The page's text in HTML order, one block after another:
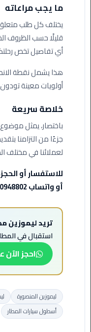
مرسى
مطروح
ليموزين
مطار
سفنكس
خدمة
الغردقة
ليموزين
القاهرة
مرسيدس
ليموزين
مطار
ما يجب مراعاته
يختلف كل طلب متعلق
قليلًا حسب الظروف
أي تفاصيل تخص
هذا يشمل نقطة
أولويات معينة تودون
خلاصة سريعة
باختصار، يمثل
جزءًا من التزامنا
لعملائنا في مختلف
للاستفسار أو
أو واتساب 01000948802.
تريد ليموزين
استقبال في المطار،
احجز الآن
ليموزين المنصورة
أسطول سيارات المطار